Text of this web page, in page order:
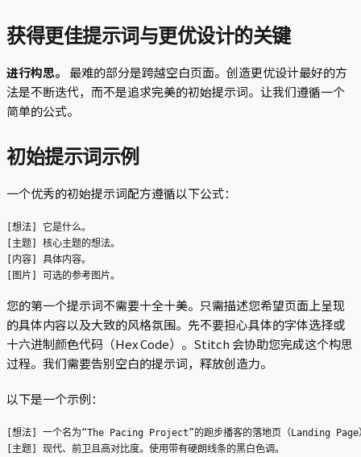
获得更佳提示词与更优设计的关键
进行构思。
最难的部分是跨越空白页面。创造更优设计最好的方
法是不断迭代，而不是追求完美的初始提示词。让我们遵循一个
简单的公式。
初始提示词示例
一个优秀的初始提示词配方遵循以下公式：
[想法] 它是什么。
[主题] 核心主题的想法。
[内容] 具体内容。
您的第一个提示词不需要十全十美。只需描述您希望页面上呈现
的具体内容以及大致的风格氛围。先不要担心具体的字体选择或
十六进制颜色代码（Hex Code）。Stitch 会协助您完成这个构思
过程。我们需要告别空白的提示词，释放创造力。
以下是一个示例：
[想法] 一个名为“The Pacing Project”的跑步播客的落地页（Landing Page
[主题] 现代、前卫且高对比度。使用带有硬朗线条的黑白色调。